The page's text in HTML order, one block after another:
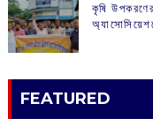
কৃষি
FEATURED